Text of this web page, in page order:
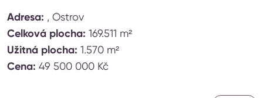
Adresa: , Ostrov
Celková plocha: 169.511 m²
Užitná plocha: 1.570 m²
Cena: 49 500 000 Kč